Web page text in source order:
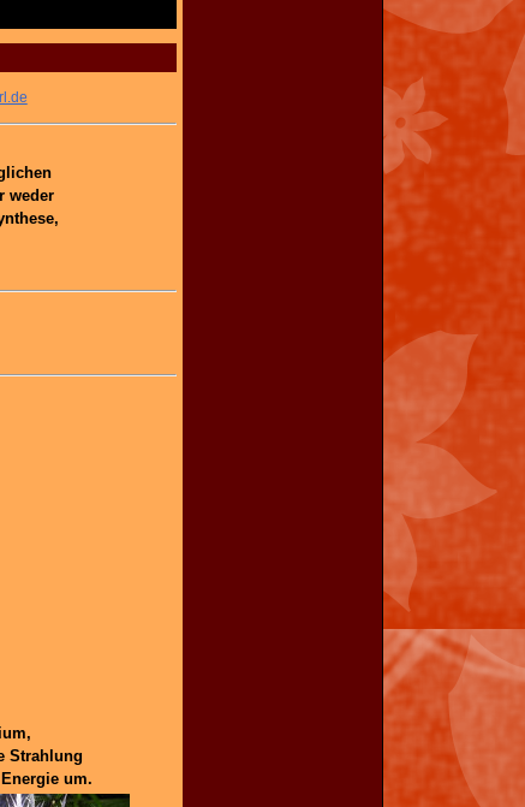
weder
Strahlung
um.